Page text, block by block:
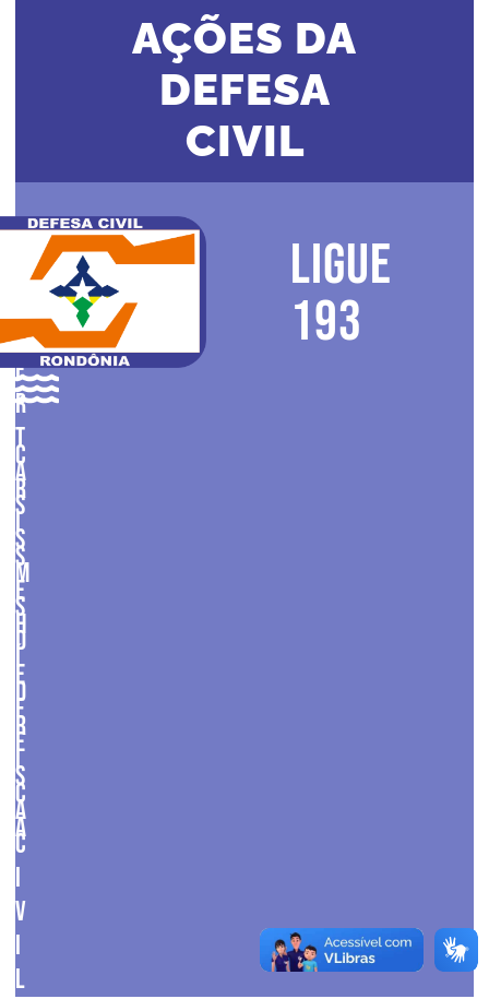
AÇÕES DA
DEFESA
CIVIL
L
E
R
T
A
S
S
M
S
D
E
F
E
S
A
C
I
V
I
L
C
R
I
S
E
H
Í
D
R
I
C
A
LIGUE
193